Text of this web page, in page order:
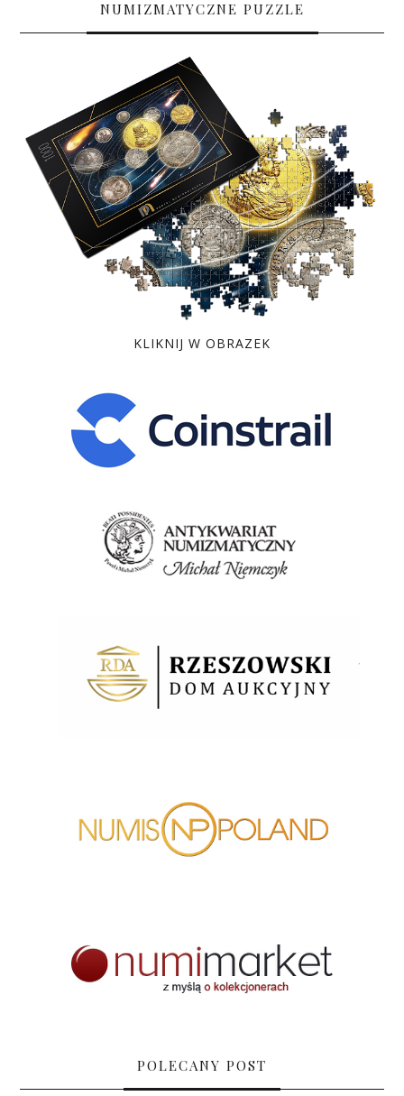
NUMIZMATYCZNE PUZZLE
KLIKNIJ W OBRAZEK
POLECANY POST